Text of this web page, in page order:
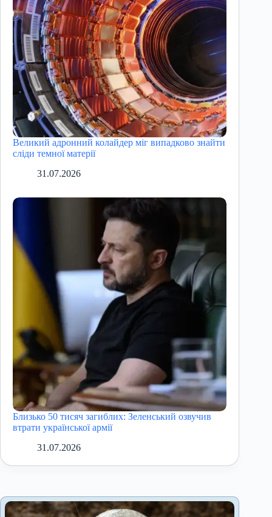
Великий адронний колайдер міг випадково знайти
сліди темної матерії
31.07.2026
Близько 50 тисяч загиблих: Зеленський озвучив
втрати української армії
31.07.2026